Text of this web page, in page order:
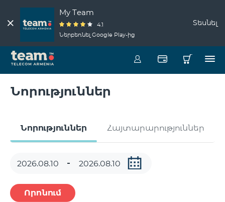
My Team
4.1
Ներբեռնել Google Play-ից
Տեսնել
Նորություններ
Նորություններ Հայտարարություններ
Որոնում